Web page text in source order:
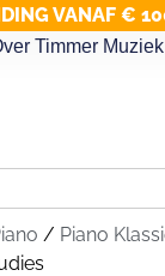
VANAF €
Timmer
/ Piano